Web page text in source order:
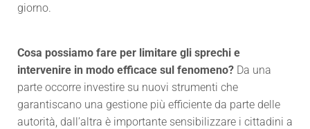
giorno.
Cosa possiamo fare per limitare gli sprechi e
intervenire in modo efficace sul fenomeno? Da una
parte occorre investire su nuovi strumenti che
garantiscano una gestione più efficiente da parte delle
autorità, dall’altra è importante sensibilizzare i cittadini a